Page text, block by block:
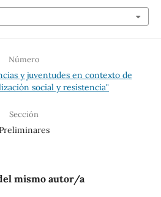
Número
y juventudes en contexto de
social y resistencia"
Sección
mismo autor/a